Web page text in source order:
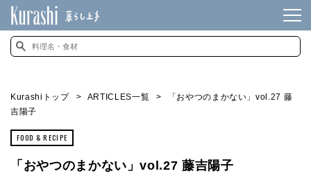
Kurashiトップ ARTICLES一覧
「おやつのまかない」vol.27 藤
吉陽子
FOOD & RECIPE
「おやつのまかない」vol.27 藤吉陽子